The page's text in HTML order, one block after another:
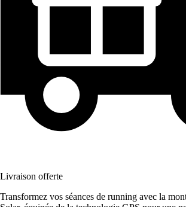
Livraison offerte
Transformez vos séances de running avec la